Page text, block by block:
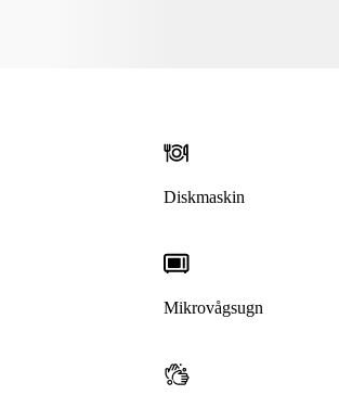
Diskmaskin
Mikrovågsugn